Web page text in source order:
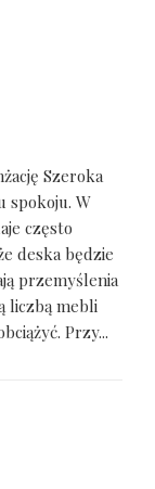
Szeroka
spokoju. W
często
deska będzie
przemyślenia
liczbą mebli
Przy...